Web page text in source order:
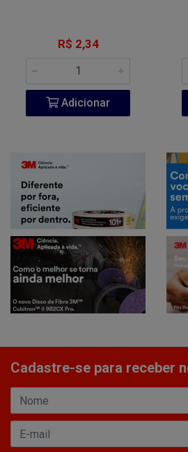
R$ 2,34
Adicionar
Cadastre-se para receber